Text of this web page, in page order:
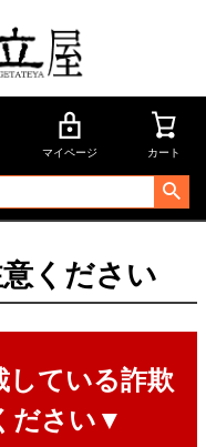
マイページ カート
ください
している詐欺
ださい▼